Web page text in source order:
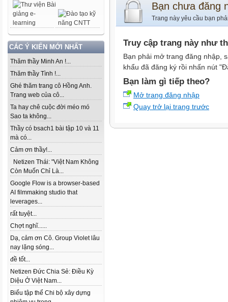
CÁC Ý KIẾN MỚI NHẤT
Thăm thầy Minh An !...
Thăm thầy Tình !...
Ghé thăm trang cô Hồng Anh.
Trang web của cô...
Ta hay chê cuộc đời méo mó
Sao ta không...
Thầy có bsach1 bài tập 10 và 11
mà có...
Cảm ơn thầy!...
Netizen Thái: "Việt Nam Không
Còn Muốn Chỉ Là...
Google Flow is a browser-based
AI filmmaking studio that
leverages...
rất tuyệt...
Chợt nghĩ......
Dạ, cảm ơn Cô. Group Violet lâu
nay lặng sóng...
đề tốt...
Netizen Đức Chia Sẻ: Điều Kỳ
Diệu Ở Việt Nam...
Biểu tập thể Chi bộ xây dựng
Bạn chưa đăng
Trang này yêu cầu bạn
Truy cập trang này như
Bạn phải mở trang đăng nhập,
khẩu đã đăng ký rồi nhấn nút
Bạn làm gì tiếp theo?
Mở trang đăng nhập
Quay trở lại trang trước